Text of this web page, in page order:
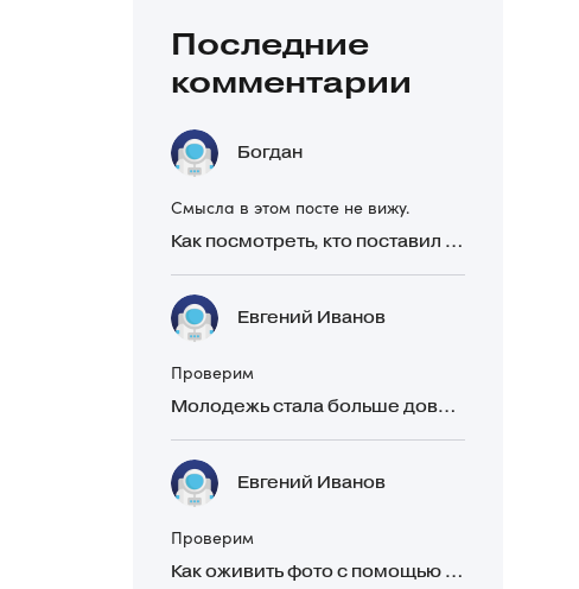
Последние
комментарии
Богдан
Смысла в этом посте не вижу.
Как посмотреть, кто поставил реакцию в Telegram
Евгений Иванов
Проверим
Молодежь стала больше доверять рекомендациям в закрытых Telegram-чатах, чем официальной рекламе
Евгений Иванов
Проверим
Как оживить фото с помощью нейросетей в 2026 году: 17 бесплатных онлайн-сервисов, приложений и ботов